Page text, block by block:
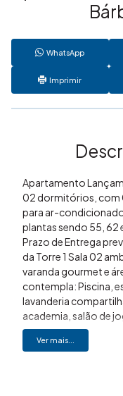
WhatsApp
Imprimir
Apartamento
02 dormitórios, com
para ar-
plantas sendo 55, 62
Prazo de Entrega
da Torre 1 Sala 02
varanda gourmet e
contempla: Piscina,
lavanderia
academia, salão de
parte desse
apartamentos
Ver mais...